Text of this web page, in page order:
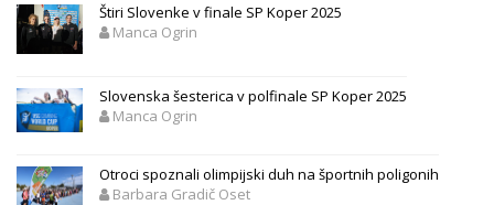
Štiri Slovenke v finale SP Koper 2025
Manca Ogrin
Slovenska šesterica v polfinale SP Koper 2025
Manca Ogrin
Otroci spoznali olimpijski duh na športnih poligonih
Barbara Gradič Oset